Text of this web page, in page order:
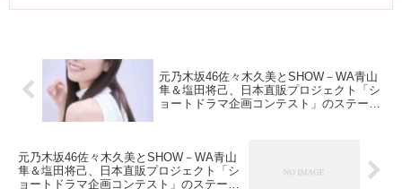
元乃木坂46佐々木久美とSHOW－WA青山
隼＆塩田将己、日本直販プロジェクト「シ
ョートドラマ企画コンテスト」のステージ
元乃木坂46佐々木久美とSHOW－WA青山
隼＆塩田将己、日本直販プロジェクト「シ
ョートドラマ企画コンテスト」のステージ